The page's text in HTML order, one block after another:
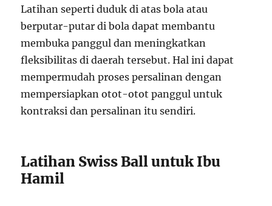
Latihan seperti duduk di atas bola atau
berputar-putar di bola dapat membantu
membuka panggul dan meningkatkan
fleksibilitas di daerah tersebut. Hal ini dapat
mempermudah proses persalinan dengan
mempersiapkan otot-otot panggul untuk
kontraksi dan persalinan itu sendiri.
Latihan Swiss Ball untuk Ibu
Hamil